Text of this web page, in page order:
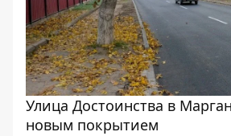
Улица Достоинства в
новым покрытием